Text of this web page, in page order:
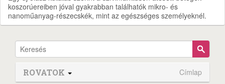
koszorúereiben jóval gyakrabban találhatók mikro- és
nanoműanyag-részecskék, mint az egészséges személyeknél.
ROVATOK Címlap